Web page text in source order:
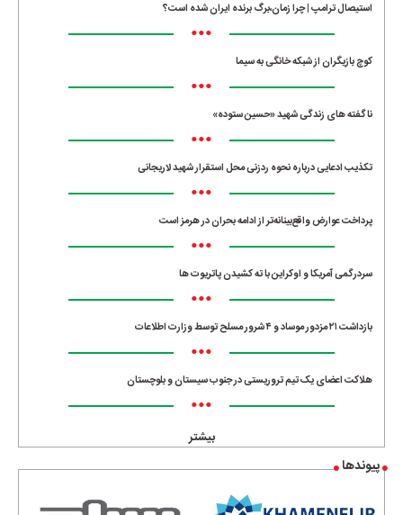
استیصال ترامپ | چرا زمان،برگ برنده ایران شده است؟
•••
کوچ بازیگران از شبکه خانگی به سیما
•••
ناگفته های زندگی شهید «حسین ستوده»
•••
تکذیب ادعایی درباره نحوه ردزنی محل استقرار شهید لاریجانی
•••
پرداخت عوارض واقع‌بینانه‌تر از ادامه بحران در هرمز است
•••
سردرگمی آمریکا و اوکراین با ته کشیدن پاتریوت ها
•••
بازداشت ۲۱ مزدور موساد و ۴ شرور مسلح توسط وزارت اطلاعات
•••
هلاکت اعضای یک تیم تروریستی در جنوب سیستان و بلوچستان
•••
بیشتر
پیوندها